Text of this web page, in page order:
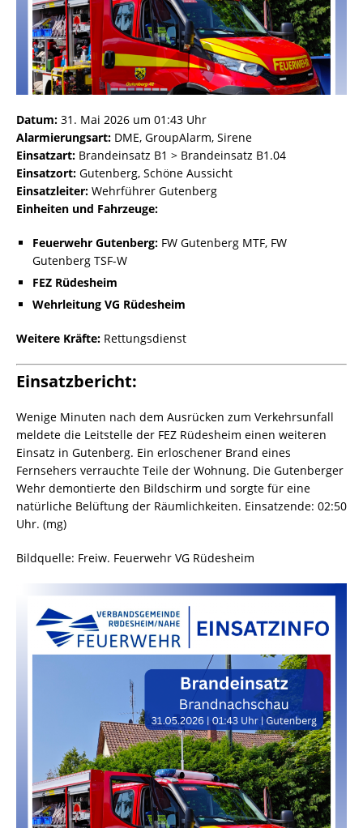
Datum: 31. Mai 2026 um 01:43 Uhr
Alarmierungsart: DME, GroupAlarm, Sirene
Einsatzart: Brandeinsatz B1 > Brandeinsatz B1.04
Einsatzort: Gutenberg, Schöne Aussicht
Einsatzleiter: Wehrführer Gutenberg
Einheiten und Fahrzeuge:
Feuerwehr Gutenberg: FW Gutenberg MTF, FW
Gutenberg TSF-W
FEZ Rüdesheim
Wehrleitung VG Rüdesheim
Weitere Kräfte: Rettungsdienst
Einsatzbericht:
Wenige Minuten nach dem Ausrücken zum Verkehrsunfall
meldete die Leitstelle der FEZ Rüdesheim einen weiteren
Einsatz in Gutenberg. Ein erloschener Brand eines
Fernsehers verrauchte Teile der Wohnung. Die Gutenberger
Wehr demontierte den Bildschirm und sorgte für eine
natürliche Belüftung der Räumlichkeiten. Einsatzende: 02:50
Uhr. (mg)
Bildquelle: Freiw. Feuerwehr VG Rüdesheim